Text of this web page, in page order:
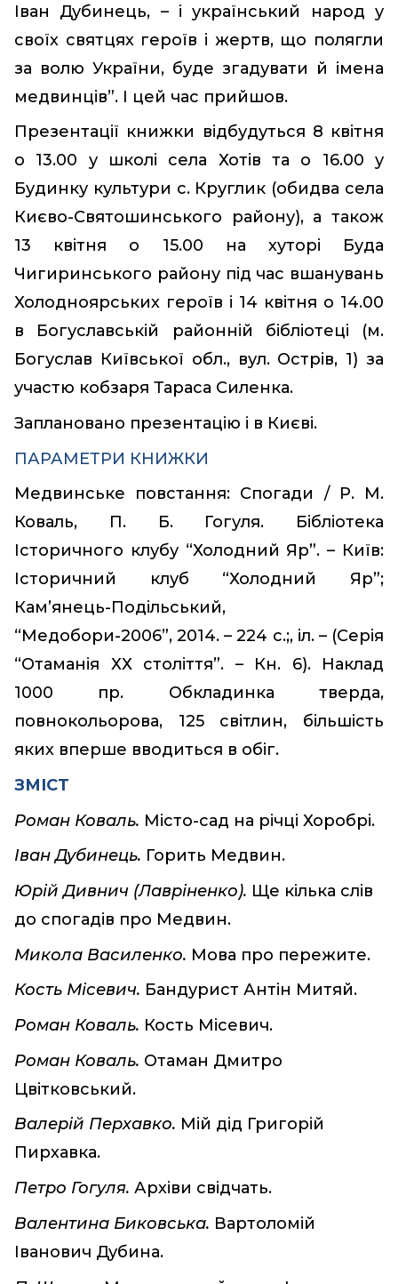
Іван Дубинець, – і український народ у
своїх святцях героїв і жертв, що полягли
за волю України, буде згадувати й імена
медвинців”. І цей час прийшов.
Презентації книжки відбудуться 8 квітня
о 13.00 у школі села Хотів та о 16.00 у
Будинку культури с. Круглик (обидва села
Києво-Святошинського району), а також
13 квітня о 15.00 на хуторі Буда
Чигиринського району під час вшанувань
Холодноярських героїв і 14 квітня о 14.00
в Богуславській районній бібліотеці (м.
Богуслав Київської обл., вул. Острів, 1) за
участю кобзаря Тараса Силенка.
Заплановано презентацію і в Києві.
ПАРАМЕТРИ КНИЖКИ
Медвинське повстання: Спогади / Р. М.
Коваль, П. Б. Гогуля. Бібліотека
Історичного клубу “Холодний Яр”. – Київ:
Історичний клуб “Холодний Яр”;
Кам’янець-Подільський,
“Медобори-2006”, 2014. – 224 с.;, іл. – (Серія
“Отаманія ХХ століття”. – Кн. 6). Наклад
1000 пр. Обкладинка тверда,
повнокольорова, 125 світлин, більшість
яких вперше вводиться в обіг.
ЗМІСТ
Роман Коваль. Місто-сад на річці Хоробрі.
Іван Дубинець. Горить Медвин.
Юрій Дивнич (Лавріненко). Ще кілька слів
до спогадів про Медвин.
Микола Василенко. Мова про пережите.
Кость Місевич. Бандурист Антін Митяй.
Роман Коваль. Кость Місевич.
Роман Коваль. Отаман Дмитро
Цвітковський.
Валерій Перхавко. Мій дід Григорій
Пирхавка.
Петро Гогуля. Архіви свідчать.
Валентина Биковська. Вартоломій
Іванович Дубина.